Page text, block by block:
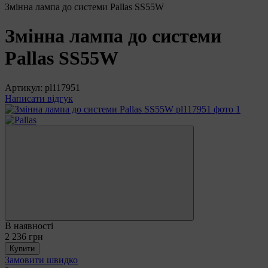
Змінна лампа до системи Pallas SS55W
Змінна лампа до системи
Pallas SS55W
Артикул: pl117951
Написати відгук
В наявності
2 236 грн
Купити
Замовити швидко